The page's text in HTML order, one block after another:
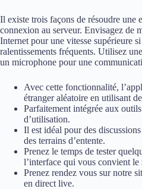
Il existe trois façons de résoudre une
connexion au serveur. Envisagez de
Internet pour une vitesse supérieure
ralentissements fréquents. Utilisez
un microphone pour une
Avec cette fonctionnalité,
étranger aléatoire en utilisant
Parfaitement intégrée aux
d’utilisation.
Il est idéal pour des
des terrains d’entente.
Prenez le temps de tester
l’interface qui vous convient le
Prenez rendez vous sur notre
en direct live.